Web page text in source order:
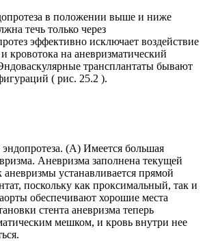
в положении выше и ниже
течь только через
эффективно исключает воздействие
кровотока на аневризматический
трансплантаты бывают
( рис. 25.2 ).
(А) Имеется большая
Аневризма заполнена текущей
устанавливается прямой
поскольку как проксимальный, так и
обеспечивают хорошие места
стента аневризма теперь
мешком, и кровь внутри нее